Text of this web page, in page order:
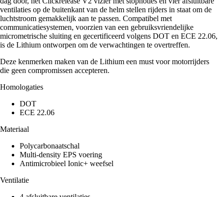
ventilaties op de buitenkant van de helm stellen rijders in staat om de
luchtstroom gemakkelijk aan te passen. Compatibel met
communicatiesystemen, voorzien van een gebruiksvriendelijke
micrometrische sluiting en gecertificeerd volgens DOT en ECE 22.06,
is de Lithium ontworpen om de verwachtingen te overtreffen.
Deze kenmerken maken van de Lithium een must voor motorrijders
die geen compromissen accepteren.
Homologaties
DOT
ECE 22.06
Materiaal
Polycarbonaatschal
Multi-density EPS voering
Antimicrobieel Ionic+ weefsel
Ventilatie